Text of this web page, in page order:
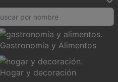
Gastronomía y Alimentos
Hogar y decoración